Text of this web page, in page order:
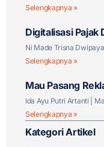
Selengkapnya »
Digitalisasi Pajak
Tantangan Baru?
Ni Made Trisna
Selengkapnya »
Mau Pasang
Ida Ayu Putri Artanti
Selengkapnya »
Kategori Artikel